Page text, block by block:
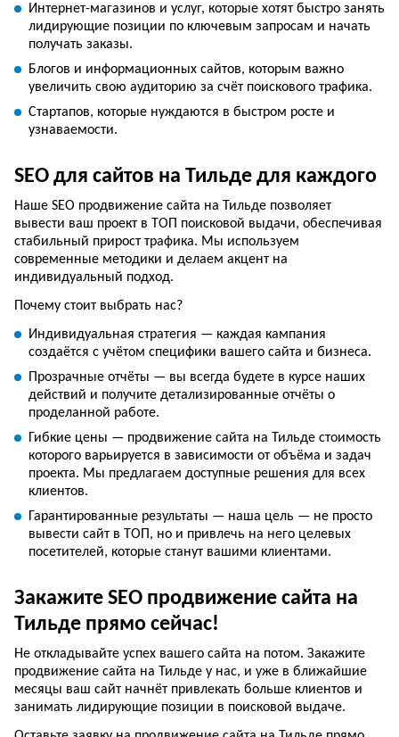
Интернет-магазинов и услуг, которые хотят быстро занять
лидирующие позиции по ключевым запросам и начать
получать заказы.
Блогов и информационных сайтов, которым важно
увеличить свою аудиторию за счёт поискового трафика.
Стартапов, которые нуждаются в быстром росте и
узнаваемости.
SEO для сайтов на Тильде для каждого
Наше SEO продвижение сайта на Тильде позволяет
вывести ваш проект в ТОП поисковой выдачи, обеспечивая
стабильный прирост трафика. Мы используем
современные методики и делаем акцент на
индивидуальный подход.
Почему стоит выбрать нас?
Индивидуальная стратегия — каждая кампания
создаётся с учётом специфики вашего сайта и бизнеса.
Прозрачные отчёты — вы всегда будете в курсе наших
действий и получите детализированные отчёты о
проделанной работе.
Гибкие цены — продвижение сайта на Тильде стоимость
которого варьируется в зависимости от объёма и задач
проекта. Мы предлагаем доступные решения для всех
клиентов.
Гарантированные результаты — наша цель — не просто
вывести сайт в ТОП, но и привлечь на него целевых
посетителей, которые станут вашими клиентами.
Закажите SEO продвижение сайта на
Тильде прямо сейчас!
Не откладывайте успех вашего сайта на потом. Закажите
продвижение сайта на Тильде у нас, и уже в ближайшие
месяцы ваш сайт начнёт привлекать больше клиентов и
занимать лидирующие позиции в поисковой выдаче.